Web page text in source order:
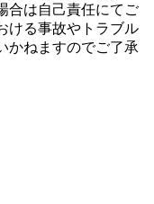
合は自己責任にてご
ける事故やトラブル
かねますのでご了承